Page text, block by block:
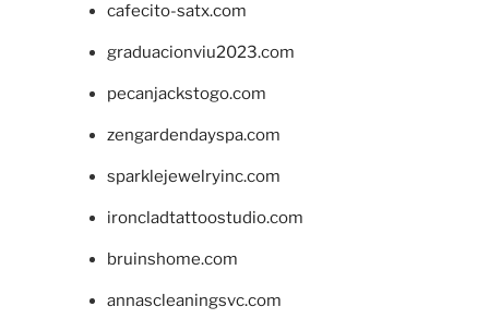
cafecito-satx.com
graduacionviu2023.com
pecanjackstogo.com
zengardendayspa.com
sparklejewelryinc.com
ironcladtattoostudio.com
bruinshome.com
annascleaningsvc.com